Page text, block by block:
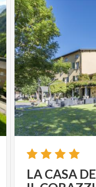
LACASA